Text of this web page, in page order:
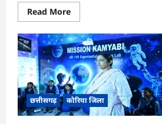
Read MoreRead
more
Rajnandgaon:
विधानसभा
अध्यक्ष
डॉ.
रमन
सिंह
9
एवं
10
अगस्त
को
छत्तीसगढ़ कोरिया जिला